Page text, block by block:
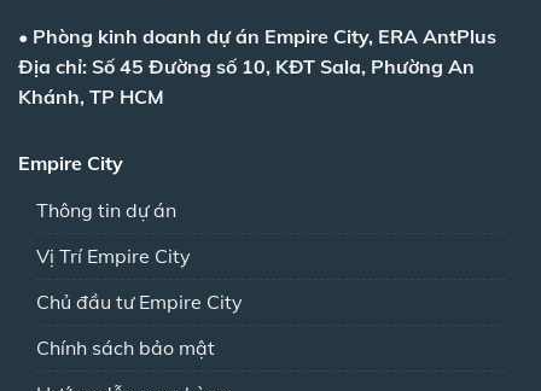
• Phòng kinh doanh dự án Empire City, ERA AntPlus
Địa chỉ: Số 45 Đường số 10, KĐT Sala, Phường An
Khánh, TP HCM
Empire City
Thông tin dự án
Vị Trí Empire City
Chủ đầu tư Empire City
Chính sách bảo mật